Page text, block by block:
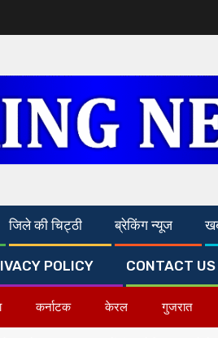
जिले की चिट्ठी ब्रेकिंग न्यूज
POLICY CONTACT US
कर्नाटक केरल गुजरात